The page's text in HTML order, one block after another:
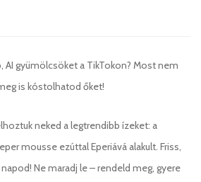
AI gyümölcsöket a TikTokon? Most nem
is kóstolhatod őket!
neked a legtrendibb ízeket: a
mousse ezúttal Eperiává alakult. Friss,
Ne maradj le – rendeld meg, gyere